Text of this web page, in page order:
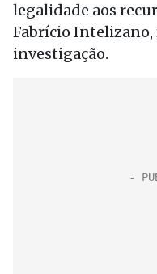
legalidade aos
Fabrício Intelizano,
investigação.